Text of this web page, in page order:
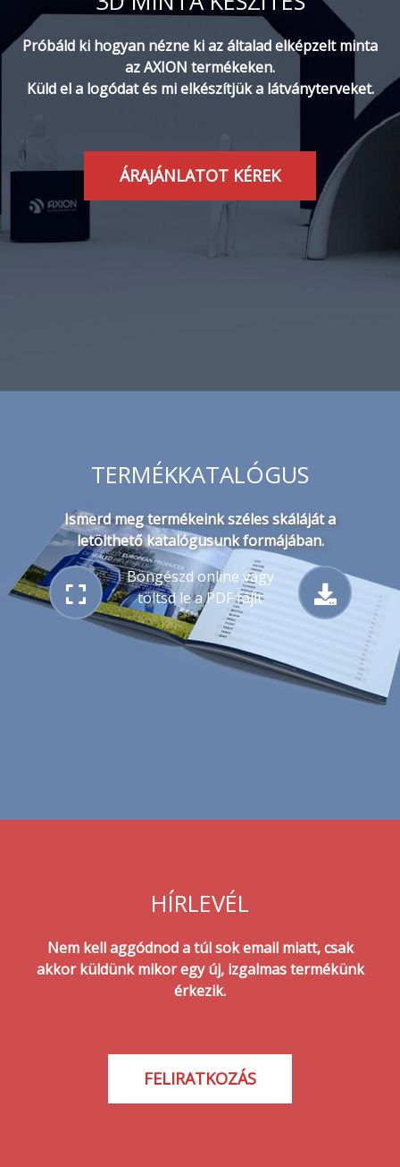
Próbáld ki hogyan nézne ki az általad elképzelt minta
az AXION termékeken.
Küld el a logódat és mi elkészítjük a látványterveket.
ÁRAJÁNLATOT KÉREK
TERMÉKKATALÓGUS
Ismerd meg termékeink széles skáláját a
letölthető katalógusunk formájában.
Böngészd online vagy
töltsd le a PDF fájlt
HÍRLEVÉL
Nem kell aggódnod a túl sok email miatt, csak
akkor küldünk mikor egy új, izgalmas termékünk
érkezik.
FELIRATKOZÁS